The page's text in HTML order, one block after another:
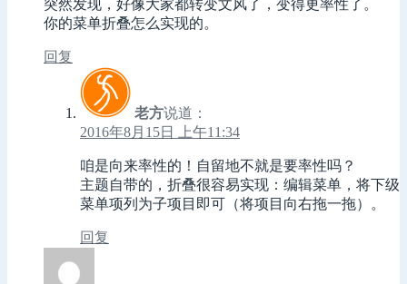
突然发现，好像大家都转变文风了，变得更率性了。
你的菜单折叠怎么实现的。
回复
老方说道：
2016年8月15日 上午11:34
咱是向来率性的！自留地不就是要率性吗？
主题自带的，折叠很容易实现：编辑菜单，将下级
菜单项列为子项目即可（将项目向右拖一拖）。
回复